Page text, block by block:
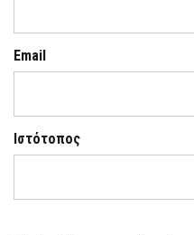
Email
Ιστότοπος